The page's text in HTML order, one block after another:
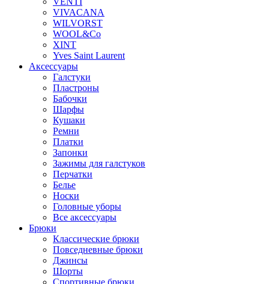
VIVACANA
WILVORST
WOOL&Co
XINT
Yves Saint Laurent
Аксессуары
Галстуки
Пластроны
Бабочки
Шарфы
Кушаки
Ремни
Платки
Запонки
Зажимы для галстуков
Перчатки
Белье
Носки
Головные уборы
Все аксессуары
Брюки
Классические брюки
Повседневные брюки
Джинсы
Шорты
Спортивные брюки